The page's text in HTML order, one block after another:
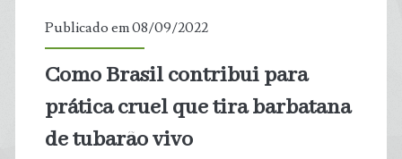
Publicado em 08/09/2022
Como Brasil contribui para
prática cruel que tira barbatana
de tubarão vivo